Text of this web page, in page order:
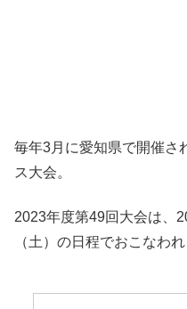
毎年3月に愛知県で開催さ
ス大会。
2023年度第49回大会は、
（土）の日程でおこなわれ